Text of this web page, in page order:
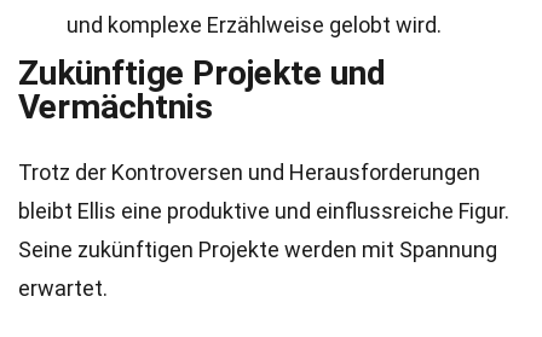
und komplexe Erzählweise gelobt wird.
Zukünftige Projekte und
Vermächtnis
Trotz der Kontroversen und Herausforderungen
bleibt Ellis eine produktive und einflussreiche Figur.
Seine zukünftigen Projekte werden mit Spannung
erwartet.